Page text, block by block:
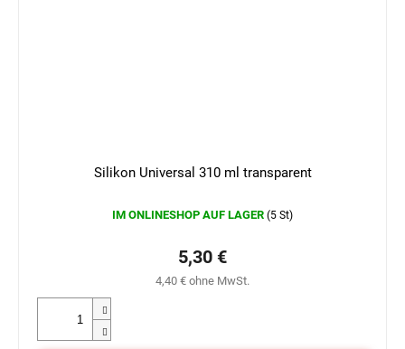
Silikon Universal 310 ml transparent
IM ONLINESHOP AUF LAGER (5 St)
4,40 € ohne MwSt.
5,30 €